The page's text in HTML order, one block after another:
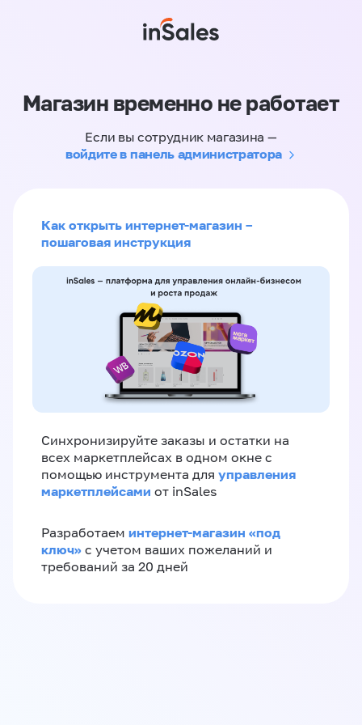
Магазин временно не работает
Если вы сотрудник магазина —
войдите в панель администратора
Как открыть интернет-магазин –
пошаговая инструкция
Синхронизируйте заказы и остатки на
всех маркетплейсах в одном окне с
помощью инструмента для управления
маркетплейсами от inSales
Разработаем интернет-магазин «‎под
ключ»‎ с учетом ваших пожеланий и
требований за 20 дней